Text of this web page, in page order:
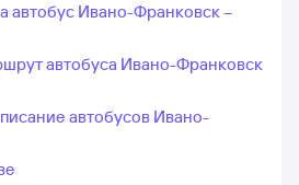
автобус Ивано-Франковск –
автобуса Ивано-Франковск
автобусов Ивано-